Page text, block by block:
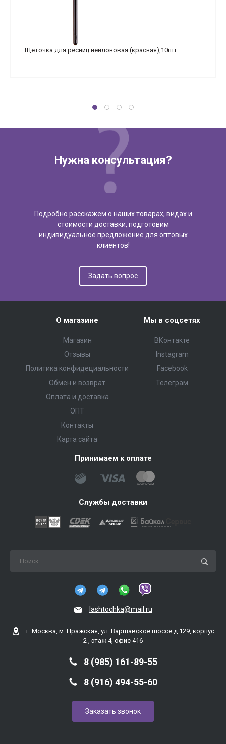
Щеточка для ресниц нейлоновая (красная),10шт.
Нужна консультация?
Подробно расскажем о наших товарах, видах и
стоимости доставки, подготовим
индивидуальное предложение для оптовых
клиентов!
Задать вопрос
О магазине
Магазин
Отзывы
Политика конфидециальности
Обмен и возврат
Оплата и доставка
ОПТ
Контакты
Карта сайта
Мы в соцсетях
ВКонтакте
Instagram
Facebook
Телеграм
Принимаем к оплате
Службы доставки
lashtochka@mail.ru
г. Москва, м. Пражская, ул. Варшавское шоссе д.129, корпус
2 , этаж 4, офис 416
8 (985) 161-89-55
8 (916) 494-55-60
Заказать звонок